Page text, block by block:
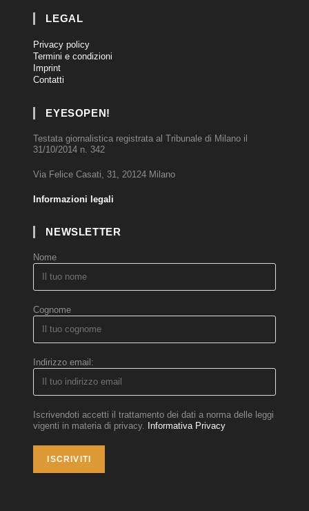
LEGAL
Privacy policy
Termini e condizioni
Imprint
Contatti
EYESOPEN!
Testata giornalistica registrata al Tribunale di Milano il
31/10/2014 n. 342
Via Felice Casati, 31, 20124 Milano
Informazioni legali
NEWSLETTER
Nome
Cognome
Indirizzo email:
Iscrivendoti accetti il trattamento dei dati a norma delle leggi
vigenti in materia di privacy. Informativa Privacy